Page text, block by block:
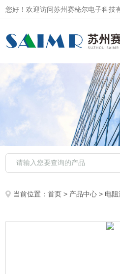
您好！欢迎访问苏州赛秘尔电子科技
当前位置：首页 > 产品中心 > 电